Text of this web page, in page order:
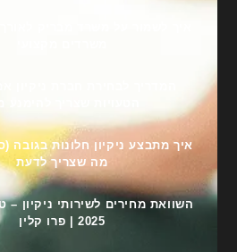
איך לשמור על משרד מבריק לאורך
המדריך לבחירת חברת ניקיון
הטעויות שצריך להימנע
איך מתבצע ניקיון חלונות בגובה
מה שצריך לדעת
השוואת מחירים לשירותי ניקיון –
2025 | פרו קלין